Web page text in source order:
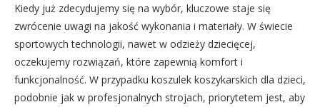
Kiedy już zdecydujemy się na wybór, kluczowe staje się
zwrócenie uwagi na jakość wykonania i materiały. W świecie
sportowych technologii, nawet w odzieży dziecięcej,
oczekujemy rozwiązań, które zapewnią komfort i
funkcjonalność. W przypadku koszulek koszykarskich dla dzieci,
podobnie jak w profesjonalnych strojach, priorytetem jest, aby